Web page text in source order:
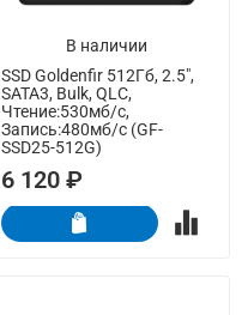
В наличии
SSD Goldenfir 512Гб, 2.5",
SATA3, Bulk, QLC,
Чтение:530мб/с,
Запись:480мб/с (GF-
SSD25-512G)
6 120 ₽